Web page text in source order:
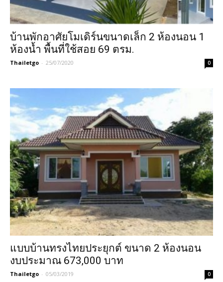
บ้านพักอาศัยโมเดิร์นขนาดเล็ก 2 ห้องนอน 1
ห้องน้ำ พื้นที่ใช้สอย 69 ตรม.
Thailetgo - 25/07/2020 0
แบบบ้านทรงไทยประยุกต์ ขนาด 2 ห้องนอน
งบประมาณ 673,000 บาท
Thailetgo - 05/03/2019 0